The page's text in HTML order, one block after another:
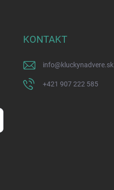
KONTAKT
info@kluckynadvere.sk
+421 907 222 585